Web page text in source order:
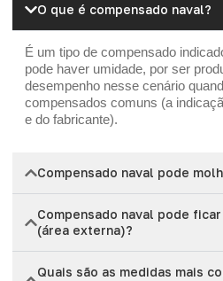
O que é compensado naval?
É um tipo de compensado
pode haver umidade, por ser
desempenho nesse cenário
compensados comuns (a
e do fabricante).
Compensado naval pode
Compensado naval pode
(área externa)?
Quais são as medidas mais